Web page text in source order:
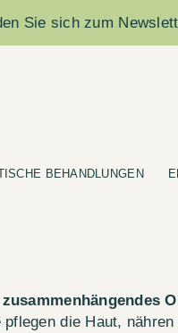
Sie sich zum
BEHANDLUNGEN
die Haut,